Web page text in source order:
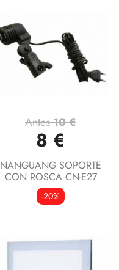
Antes10 €
8 €
NANGUANG SOPORTE
CON ROSCA CN-E27
-20%